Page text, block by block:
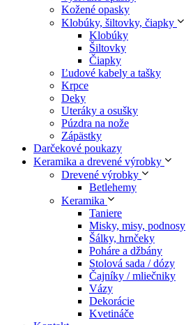
Kožené opasky
Klobúky, šiltovky, čiapky
Klobúky
Šiltovky
Čiapky
Ľudové kabely a tašky
Krpce
Deky
Uteráky a osušky
Púzdra na nože
Zápästky
Darčekové poukazy
Keramika a drevené výrobky
Drevené výrobky
Betlehemy
Keramika
Taniere
Misky, misy, podnosy
Šálky, hrnčeky
Poháre a džbány
Stolová sada / dózy
Čajníky / mliečniky
Vázy
Dekorácie
Kvetináče